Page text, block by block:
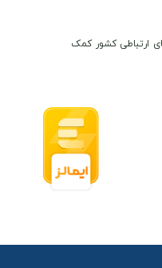
ارتباطی کشور کمک